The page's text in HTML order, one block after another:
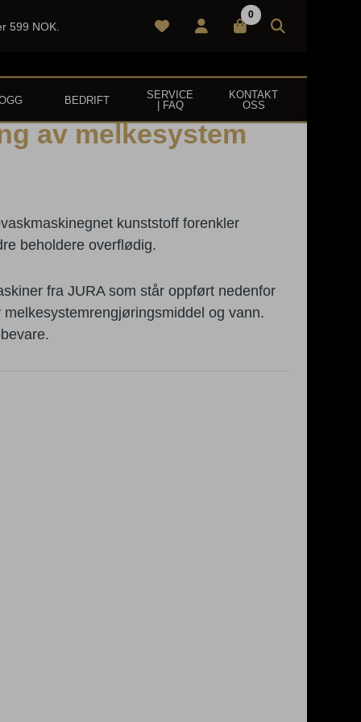
599 NOK.
0
BEDRIFT
SERVICE
| FAQ
KONTAKT
OSS
av melkesystem
kunststoff forenkler
beholdere overflødig.
fra JURA som står oppført nedenfor
og vann.